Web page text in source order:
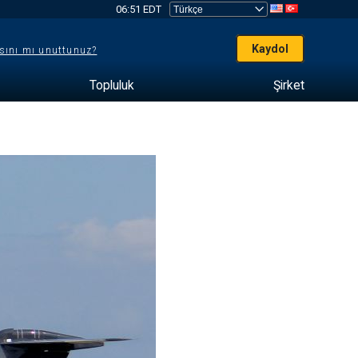
06:51 EDT
mı unuttunuz? Kaydol
Topluluk Şirket